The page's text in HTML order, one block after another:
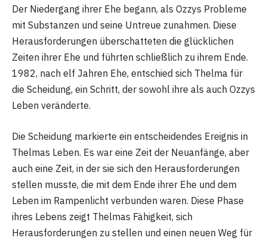
Der Niedergang ihrer Ehe begann, als Ozzys Probleme
mit Substanzen und seine Untreue zunahmen. Diese
Herausforderungen überschatteten die glücklichen
Zeiten ihrer Ehe und führten schließlich zu ihrem Ende.
1982, nach elf Jahren Ehe, entschied sich Thelma für
die Scheidung, ein Schritt, der sowohl ihre als auch Ozzys
Leben veränderte.
Die Scheidung markierte ein entscheidendes Ereignis in
Thelmas Leben. Es war eine Zeit der Neuanfänge, aber
auch eine Zeit, in der sie sich den Herausforderungen
stellen musste, die mit dem Ende ihrer Ehe und dem
Leben im Rampenlicht verbunden waren. Diese Phase
ihres Lebens zeigt Thelmas Fähigkeit, sich
Herausforderungen zu stellen und einen neuen Weg für